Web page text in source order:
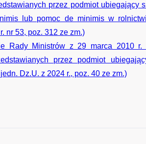
przez podmiot ubiegający
lub pomoc de minimis w
nr 53, poz. 312 ze zm.)
Rady Ministrów z 29 marca 2010
przez podmiot
Dz.U. z 2024 r., poz. 40 ze zm.)